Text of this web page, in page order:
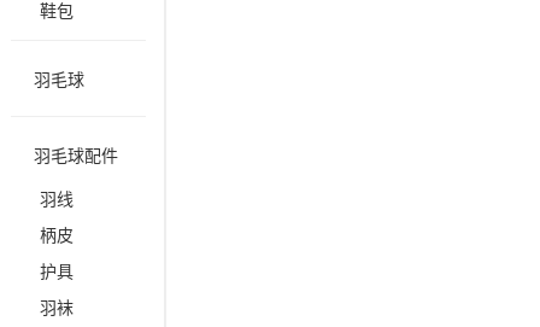
鞋包
羽毛球
羽毛球配件
羽线
柄皮
护具
羽袜